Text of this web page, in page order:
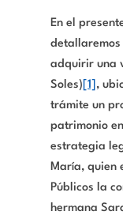
En el
adquirir una
Soles) [1] ,
trámite un
patrimonio
estrategia
María, quien
Públicos la
hermana